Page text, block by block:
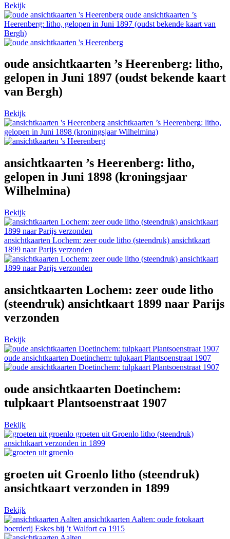
Bekijk
oude ansichtkaarten ’s
Heerenberg: litho, gelopen in Juni 1897 (oudst bekende kaart van
Bergh)
oude ansichtkaarten ’s Heerenberg: litho,
gelopen in Juni 1897 (oudst bekende kaart
van Bergh)
Bekijk
ansichtkaarten ’s Heerenberg: litho,
gelopen in Juni 1898 (kroningsjaar Wilhelmina)
ansichtkaarten ’s Heerenberg: litho,
gelopen in Juni 1898 (kroningsjaar
Wilhelmina)
Bekijk
ansichtkaarten Lochem: zeer oude litho (steendruk) ansichtkaart
1899 naar Parijs verzonden
ansichtkaarten Lochem: zeer oude litho
(steendruk) ansichtkaart 1899 naar Parijs
verzonden
Bekijk
oude ansichtkaarten Doetinchem: tulpkaart Plantsoenstraat 1907
oude ansichtkaarten Doetinchem:
tulpkaart Plantsoenstraat 1907
Bekijk
groeten uit Groenlo litho (steendruk)
ansichtkaart verzonden in 1899
groeten uit Groenlo litho (steendruk)
ansichtkaart verzonden in 1899
Bekijk
ansichtkaarten Aalten: oude fotokaart
boerderij Eskes bij ’t Walfort ca 1915